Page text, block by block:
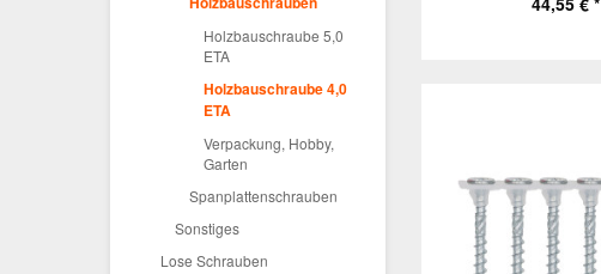
Holzbauschraube 5,0
ETA
Holzbauschraube 4,0
ETA
Verpackung, Hobby,
Garten
Spanplattenschrauben
Sonstiges
Lose Schrauben